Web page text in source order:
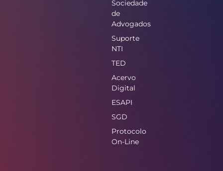
Sociedade
de
Advogados
Suporte
NTI
TED
Acervo
Digital
ESAPI
SGD
Protocolo
On-Line